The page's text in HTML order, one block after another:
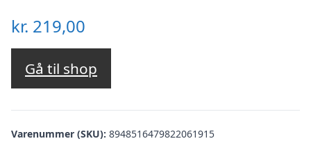
kr. 219,00
Gå til shop
Varenummer (SKU): 8948516479822061915